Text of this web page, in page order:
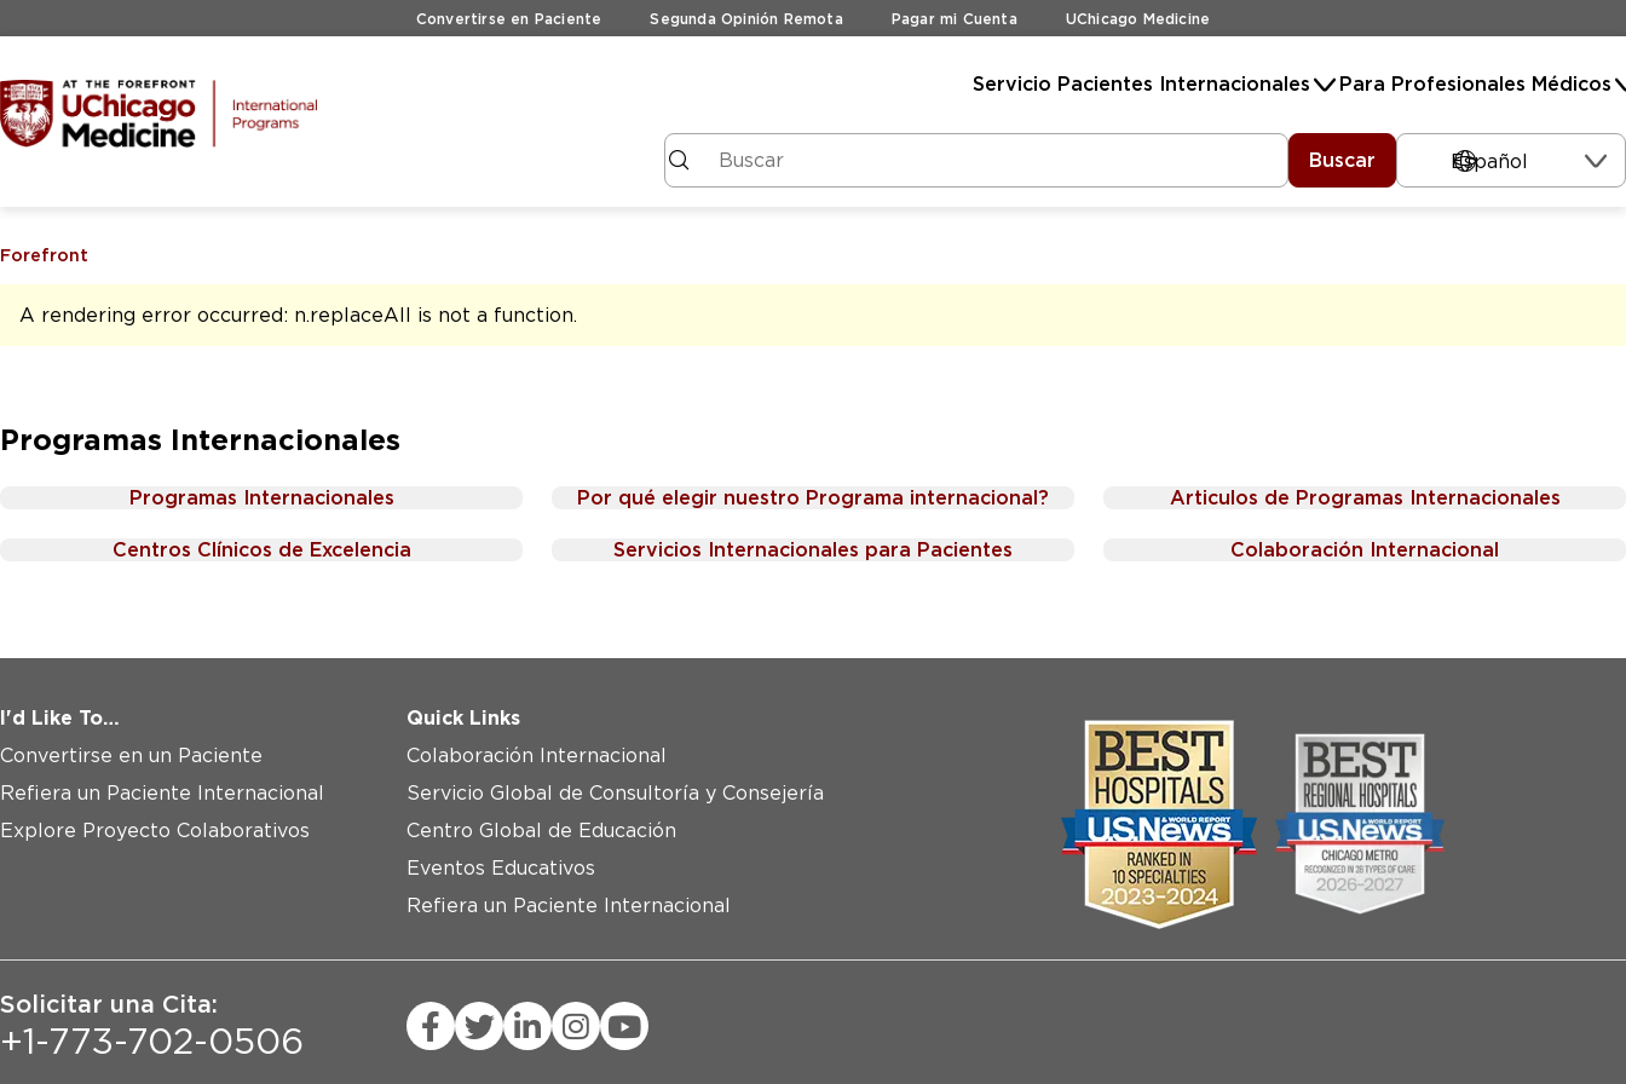
Convertirse en Paciente Segunda Opinión Remota Pagar mi Cuenta UChicago Medicine
Servicio Pacientes Internacionales Para Profesionales Médicos
Buscar Español
Forefront
A rendering error occurred: n.replaceAll is not a function.
Programas Internacionales
Programas Internacionales Por qué elegir nuestro Programa internacional? Articulos de Programas Internacionales
Centros Clínicos de Excelencia Servicios Internacionales para Pacientes Colaboración Internacional
I'd Like To…
Convertirse en un Paciente
Refiera un Paciente Internacional
Explore Proyecto Colaborativos
Quick Links
Colaboración Internacional
Servicio Global de Consultoría y Consejería
Centro Global de Educación
Eventos Educativos
Refiera un Paciente Internacional
Solicitar una Cita:
+1-773-702-0506